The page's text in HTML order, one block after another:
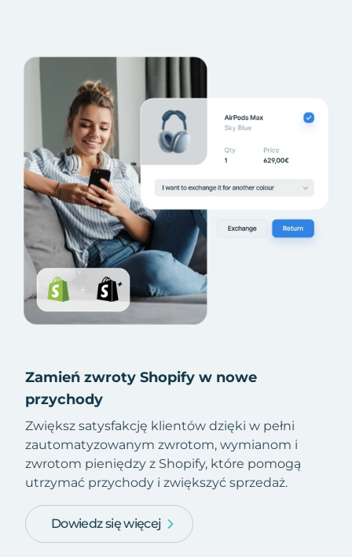
Zamień zwroty Shopify w nowe
przychody
Zwiększ satysfakcję klientów dzięki w pełni
zautomatyzowanym zwrotom, wymianom i
zwrotom pieniędzy z Shopify, które pomogą
utrzymać przychody i zwiększyć sprzedaż.
Dowiedz się więcej